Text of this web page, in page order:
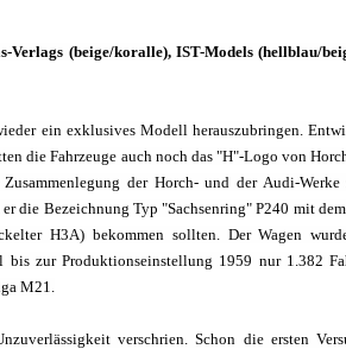
(beige/koralle), IST-Models (hellblau/
ein exklusives Modell herauszubringen.
die Fahrzeuge auch noch das "H"-Logo von
der Horch- und der Audi-Werke
die Bezeichnung Typ "Sachsenring" P240 mit dem
H3A) bekommen sollten. Der Wagen
zur Produktionseinstellung 1959 nur 1.382
M21.
verschrien. Schon die ersten